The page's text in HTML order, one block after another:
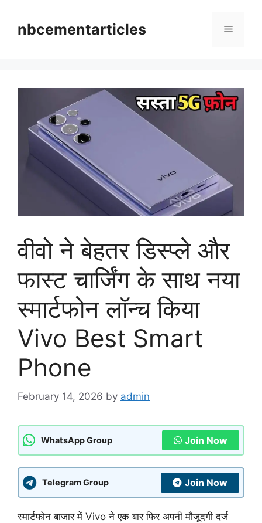
contentnbcementarticles Menu
वीवो ने बेहतर डिस्प्ले और
फास्ट चार्जिंग के साथ नया
स्मार्टफोन लॉन्च किया
Vivo Best Smart
Phone
February 14, 2026 by admin
WhatsApp Group Join Now
Telegram Group Join Now
स्मार्टफोन बाजार में Vivo ने एक बार फिर अपनी मौजूदगी दर्ज